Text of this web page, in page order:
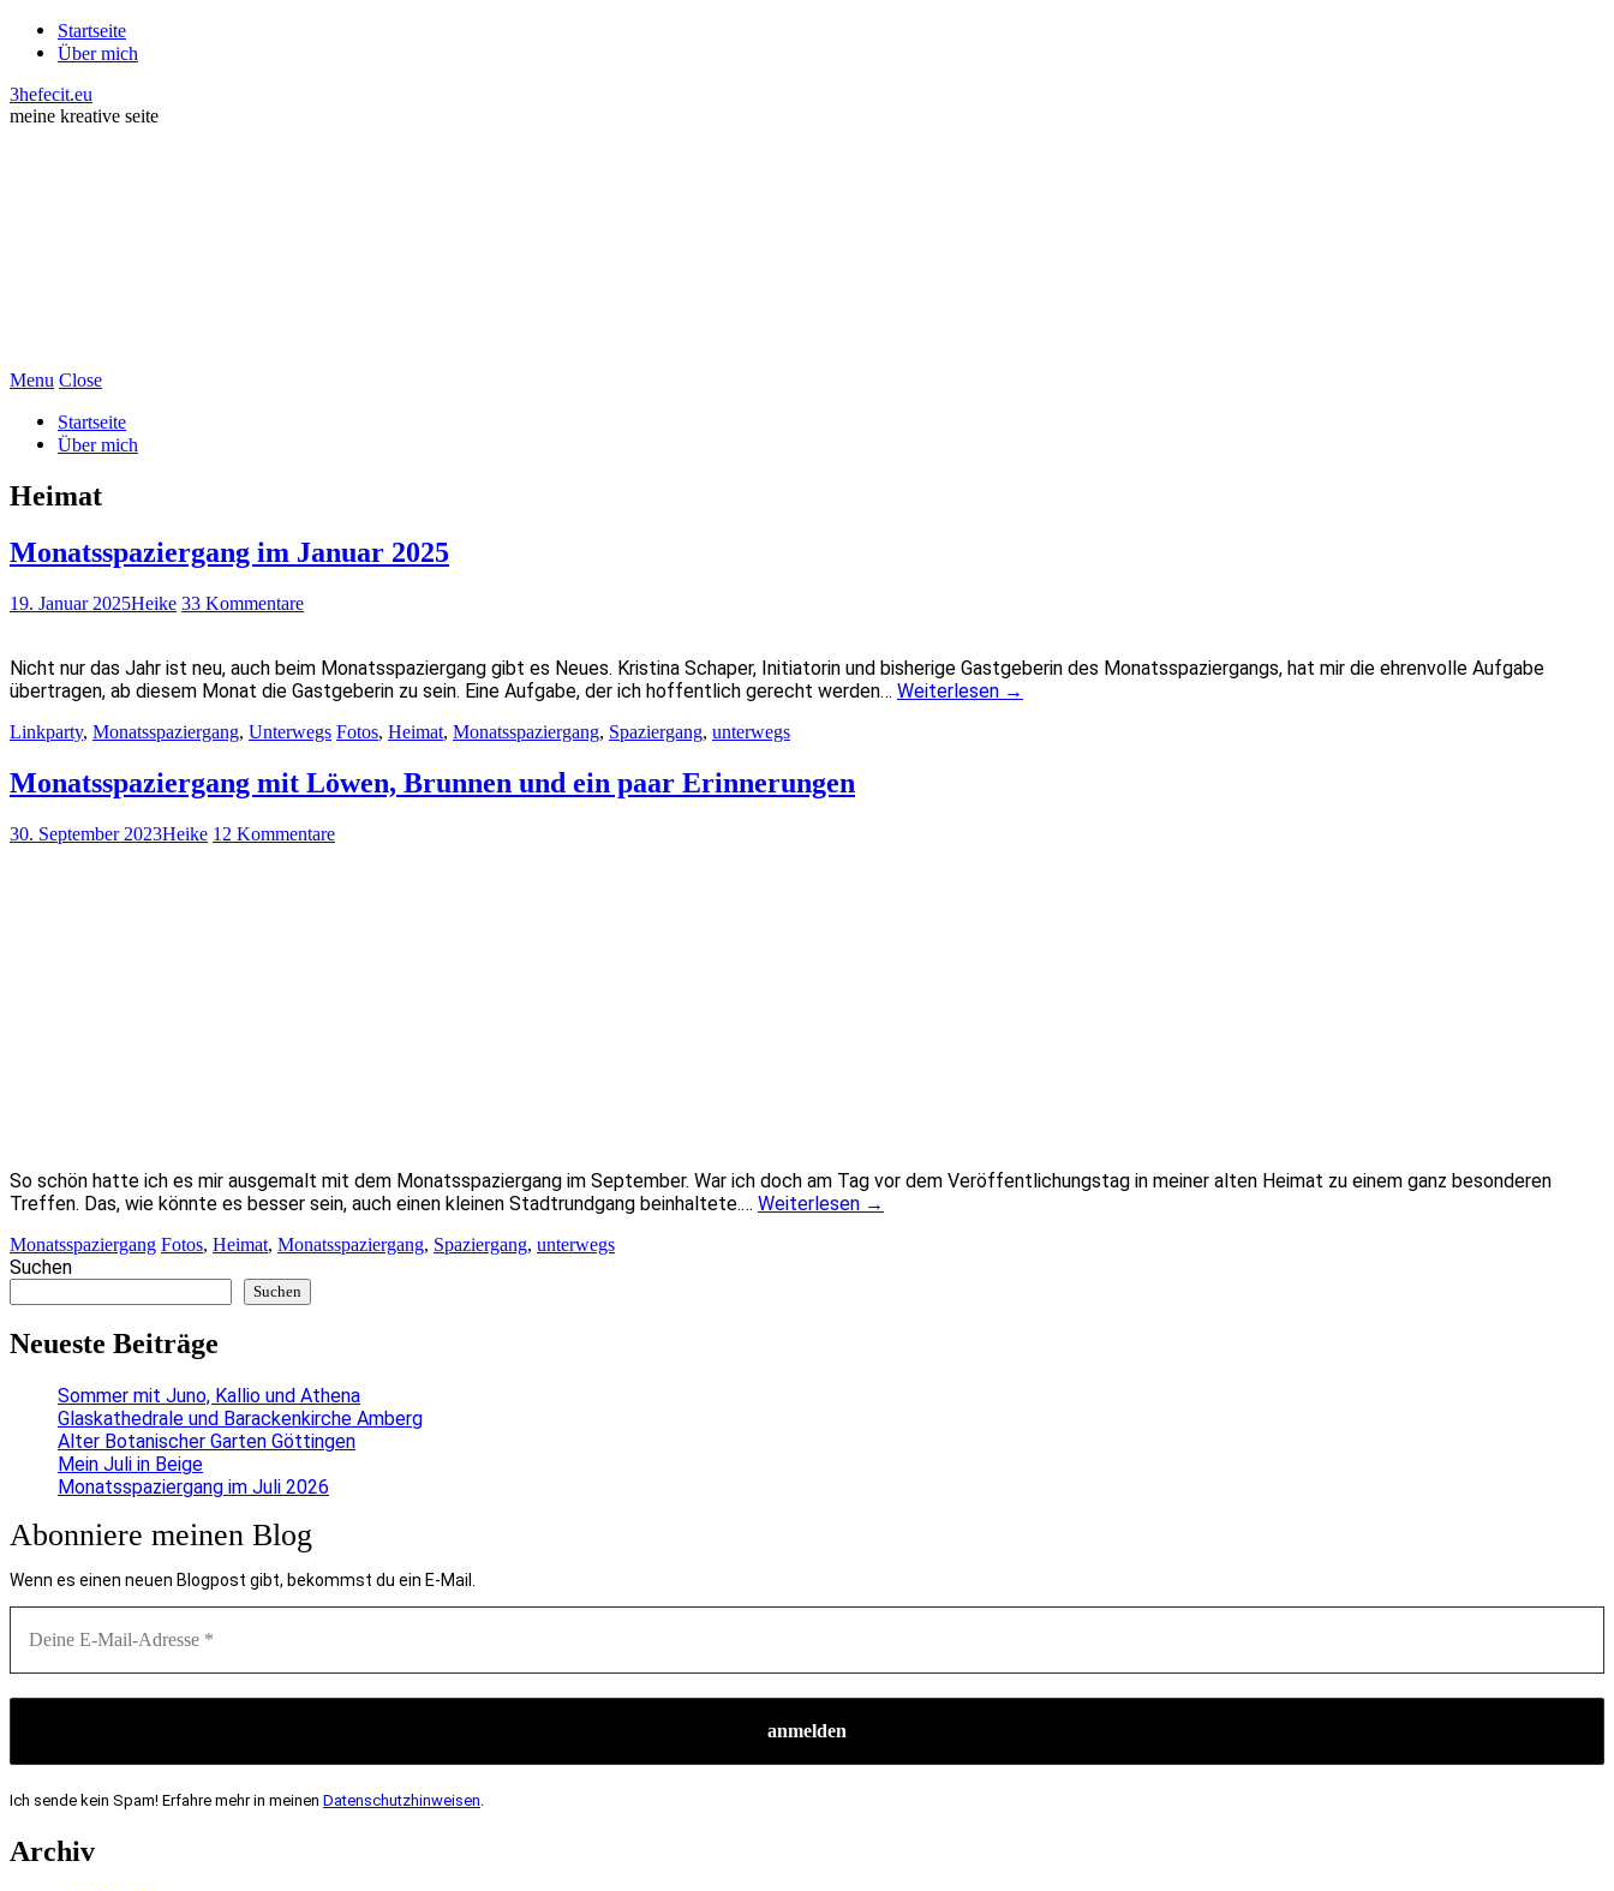
Startseite
Über mich
3hefecit.eu
meine kreative seite
Menu Close
Startseite
Über mich
Heimat
Monatsspaziergang im Januar 2025
19. Januar 2025Heike 33 Kommentare
Nicht nur das Jahr ist neu, auch beim Monatsspaziergang gibt es Neues. Kristina Schaper, Initiatorin und bisherige Gastgeberin des Monatsspaziergangs, hat mir die ehrenvolle Aufgabe
übertragen, ab diesem Monat die Gastgeberin zu sein. Eine Aufgabe, der ich hoffentlich gerecht werden… Weiterlesen →
Linkparty, Monatsspaziergang, Unterwegs Fotos, Heimat, Monatsspaziergang, Spaziergang, unterwegs
Monatsspaziergang mit Löwen, Brunnen und ein paar Erinnerungen
30. September 2023Heike 12 Kommentare
So schön hatte ich es mir ausgemalt mit dem Monatsspaziergang im September. War ich doch am Tag vor dem Veröffentlichungstag in meiner alten Heimat zu einem ganz besonderen
Treffen. Das, wie könnte es besser sein, auch einen kleinen Stadtrundgang beinhaltete.… Weiterlesen →
Monatsspaziergang Fotos, Heimat, Monatsspaziergang, Spaziergang, unterwegs
Suchen
Suchen
Neueste Beiträge
Sommer mit Juno, Kallio und Athena
Glaskathedrale und Barackenkirche Amberg
Alter Botanischer Garten Göttingen
Mein Juli in Beige
Monatsspaziergang im Juli 2026
Abonniere meinen Blog
Wenn es einen neuen Blogpost gibt, bekommst du ein E-Mail.
Ich sende kein Spam! Erfahre mehr in meinen Datenschutzhinweisen.
Archiv